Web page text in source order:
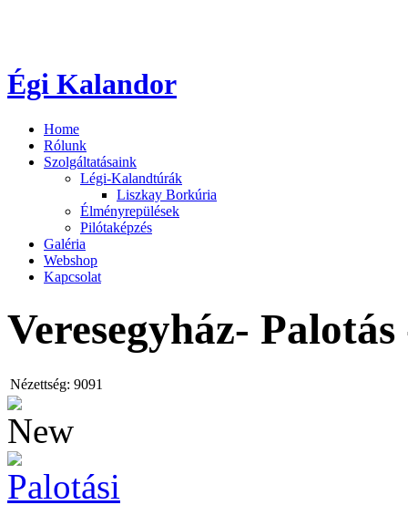
Égi Kalandor
Home
Rólunk
Szolgáltatásaink
Légi-Kalandtúrák
Liszkay Borkúria
Élményrepülések
Pilótaképzés
Galéria
Webshop
Kapcsolat
Veresegyház-
Nézettség: 9091